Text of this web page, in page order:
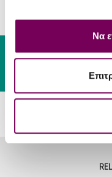
Να
Temp
Gift Card